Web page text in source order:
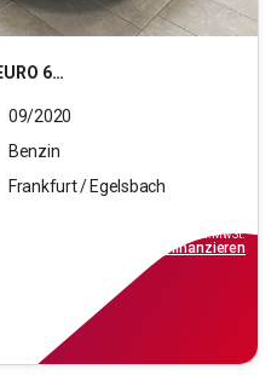
TEMP)
09/2020
Benzin
Frankfurt / Egelsbach
inkl.MwSt.
finanzieren